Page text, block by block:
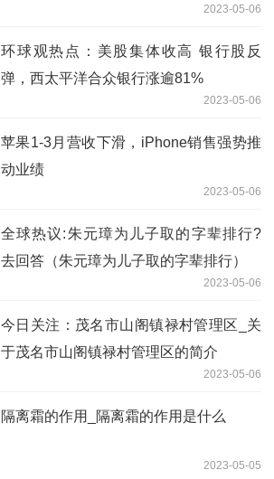
2023-05-06
环球观热点：美股集体收高 银行股反
弹，西太平洋合众银行涨逾81%
2023-05-06
苹果1-3月营收下滑，iPhone销售强势推
动业绩
2023-05-06
全球热议:朱元璋为儿子取的字辈排行?
去回答（朱元璋为儿子取的字辈排行）
2023-05-06
今日关注：茂名市山阁镇禄村管理区_关
于茂名市山阁镇禄村管理区的简介
2023-05-06
隔离霜的作用_隔离霜的作用是什么
2023-05-05